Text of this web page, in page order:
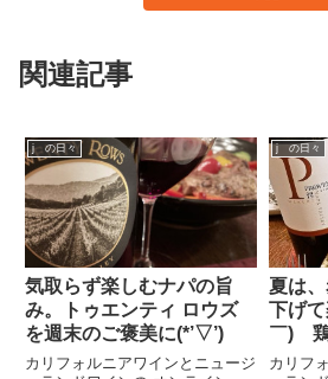
関連記事
j の日々
気取らず楽しむナパの旨
み。トゥエンティ ロウズ
を週末のご褒美に(*’▽’)
カリフォルニアワインとニュージ
j の日々
夏は
下げ
￣) 鶏
とプ
カリフ